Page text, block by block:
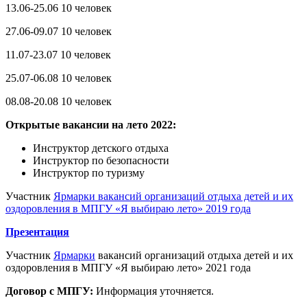
13.06-25.06 10 человек
27.06-09.07 10 человек
11.07-23.07 10 человек
25.07-06.08 10 человек
08.08-20.08 10 человек
Открытые вакансии на лето 2022:
Инструктор детского отдыха
Инструктор по безопасности
Инструктор по туризму
Участник Ярмарки вакансий организаций отдыха детей и их
оздоровления в МПГУ «Я выбираю лето» 2019 года
Презентация
Участник Ярмарки вакансий организаций отдыха детей и их
оздоровления в МПГУ «Я выбираю лето» 2021 года
Договор с МПГУ: Информация уточняется.